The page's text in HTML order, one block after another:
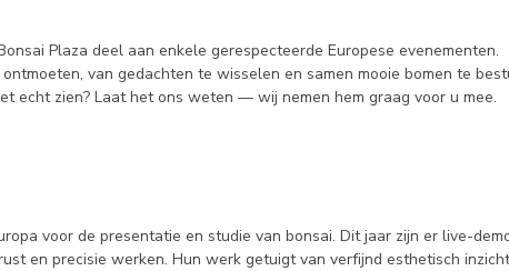
Plaza deel aan enkele gerespecteerde Europese evenementen.
van gedachten te wisselen en samen mooie bomen te
echt zien? Laat het ons weten — wij nemen hem graag voor u mee.
voor de presentatie en studie van bonsai. Dit jaar zijn er live-
en precisie werken. Hun werk getuigt van verfijnd esthetisch